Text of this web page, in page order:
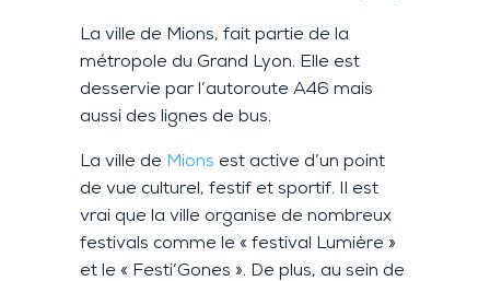
La ville de Mions, fait partie de la
métropole du Grand Lyon. Elle est
desservie par l’autoroute A46 mais
aussi des lignes de bus.
La ville de Mions est active d’un point
de vue culturel, festif et sportif. Il est
vrai que la ville organise de nombreux
festivals comme le « festival Lumière »
et le « Festi’Gones ». De plus, au sein de